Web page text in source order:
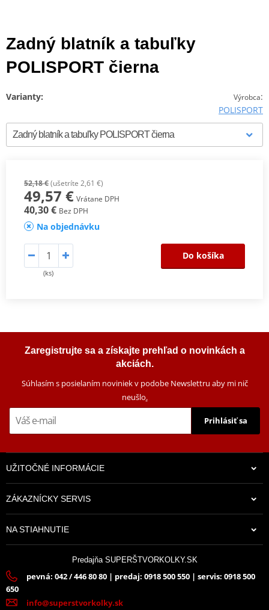
Zadný blatník a tabuľky
POLISPORT čierna
Výrobca:
POLISPORT
Varianty:
52,18 €(ušetríte 2,61 €)
49,57 € Vrátane DPH
40,30 € Bez DPH
Na objednávku
(ks)
Do košíka
Zaregistrujte sa a získajte prehľad o novinkách a
akciách.
Súhlasím s posielaním noviniek v podobe Newslettru aby mi nič
neušlo.
Prihlásiť sa
UŽITOČNÉ INFORMÁCIE
ZÁKAZNÍCKY SERVIS
NA STIAHNUTIE
Predajňa SUPERŠTVORKOLKY.SK
pevná: 042 / 446 80 80 | predaj: 0918 500 550 | servis: 0918 500
650
info@superstvorkolky.sk